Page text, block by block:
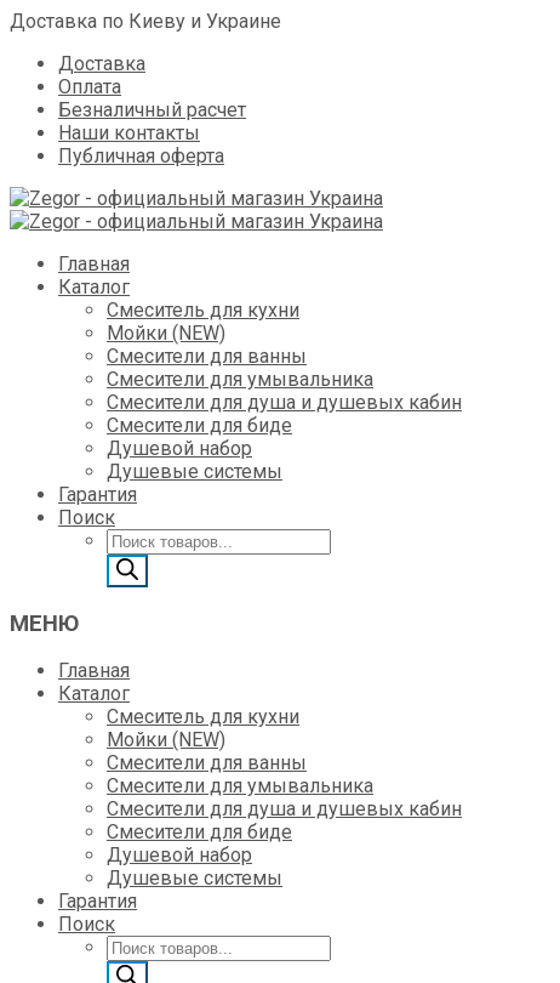
Доставка по Киеву и Украине
Доставка
Оплата
Безналичный расчет
Наши контакты
Публичная оферта
Skip
Главная
Каталог
Смеситель для кухни
Мойки (NEW)
Смесители для ванны
Смесители для умывальника
Смесители для душа и душевых кабин
Смесители для биде
Душевой набор
Душевые системы
Гарантия
Поиск
Поиск
товаров
МЕНЮ
Главная
Каталог
Смеситель для кухни
Мойки (NEW)
Смесители для ванны
Смесители для умывальника
Смесители для душа и душевых кабин
Смесители для биде
Душевой набор
Душевые системы
Гарантия
Поиск
Поиск
товаров